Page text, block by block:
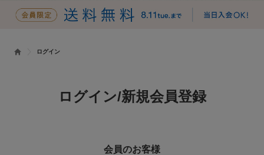
ログイン
ログイン/新規会員登録
会員のお客様